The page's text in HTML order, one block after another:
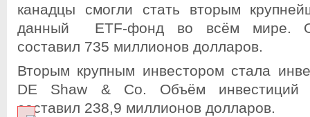
канадцы смогли стать вторым
данный ETF-фонд во всём мире.
составил 735 миллионов долларов.
Вторым крупным инвестором стала
DE Shaw & Co. Объём инвестиций
составил 238,9 миллионов долларов.